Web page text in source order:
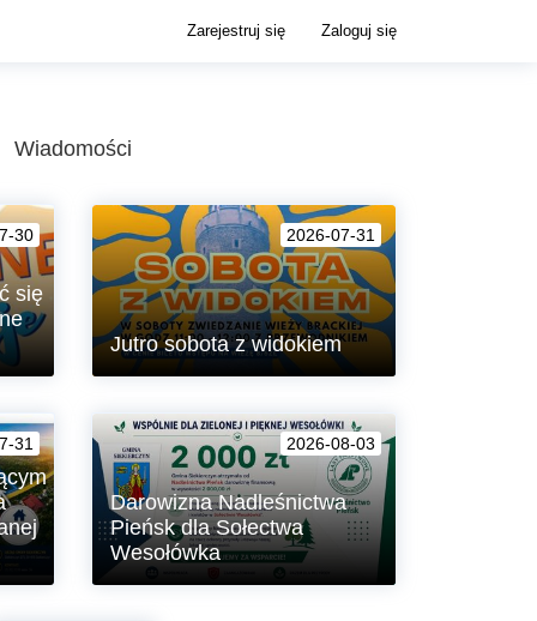
Zarejestruj się Zaloguj się
Wiadomości
30
się
do
2026-07-31
Jutro sobota z widokiem
Wieży Brackiej w Lubaniu!
31 2026-08-03
Darowizna Nadleśnictwa
Pieńsk dla Sołectwa
Wesołówka